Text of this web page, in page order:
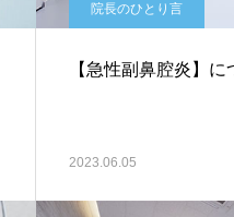
院長のひとり言
【急性副鼻腔炎】に
2023.06.05